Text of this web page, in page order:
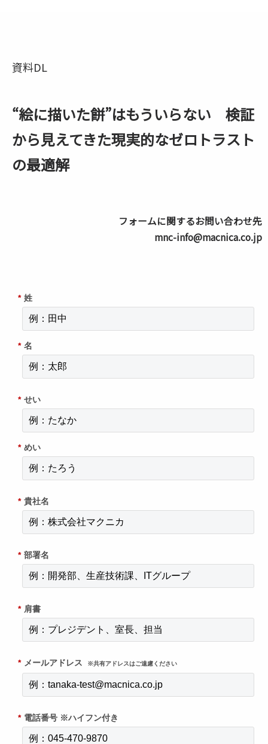
資料DL
“絵に描いた餅”はもういらない 検証
から見えてきた現実的なゼロトラスト
の最適解
フォームに関するお問い合わせ先
mnc-info@macnica.co.jp
* 姓
* 名
* せい
* めい
* 貴社名
* 部署名
* 肩書
* メールアドレス ※共有アドレスはご遠慮ください
* 電話番号 ※ハイフン付き